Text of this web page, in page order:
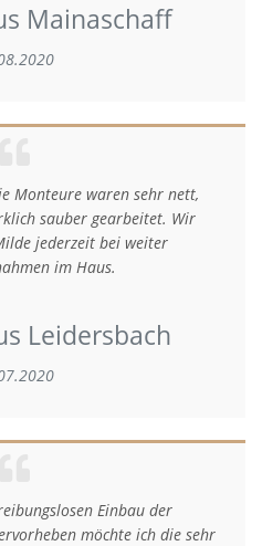
Mainaschaff
Monteure waren sehr nett,
sauber gearbeitet. Wir
jederzeit bei weiter
im Haus.
Leidersbach
Einbau der
möchte ich die sehr